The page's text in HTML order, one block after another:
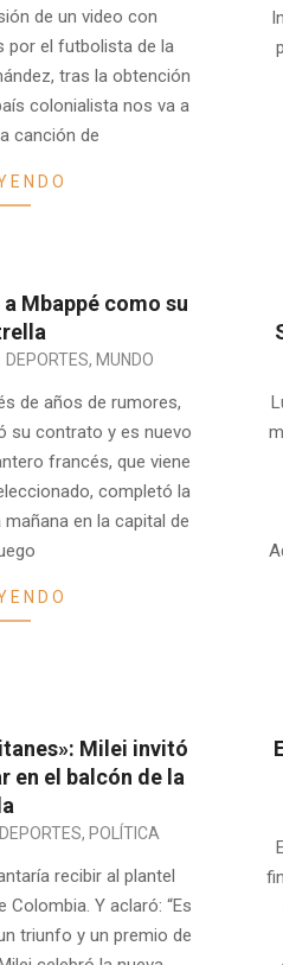
de un video con
por el futbolista de la
tras la obtención
colonialista nos va a
canción de
Mbappé como su
DEPORTES, MUNDO
de años de rumores,
su contrato y es nuevo
francés, que viene
completó la
en la capital de
Milei invitó
en el balcón de la
DEPORTES, POLÍTICA
recibir al plantel
Y aclaró: “Es
triunfo y un premio de